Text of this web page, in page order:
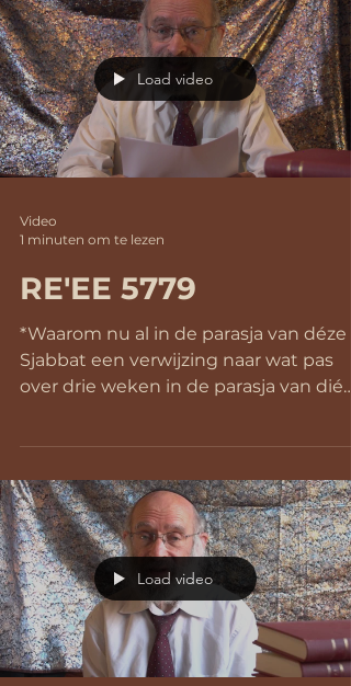
Load video
Video
1 minuten om te lezen
RE'EE 5779
*Waarom nu al in de parasja van déze
Sjabbat een verwijzing naar wat pas
over drie weken in de parasja van dié
Load video